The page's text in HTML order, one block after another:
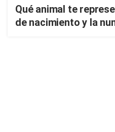
Qué animal te
de nacimiento y la